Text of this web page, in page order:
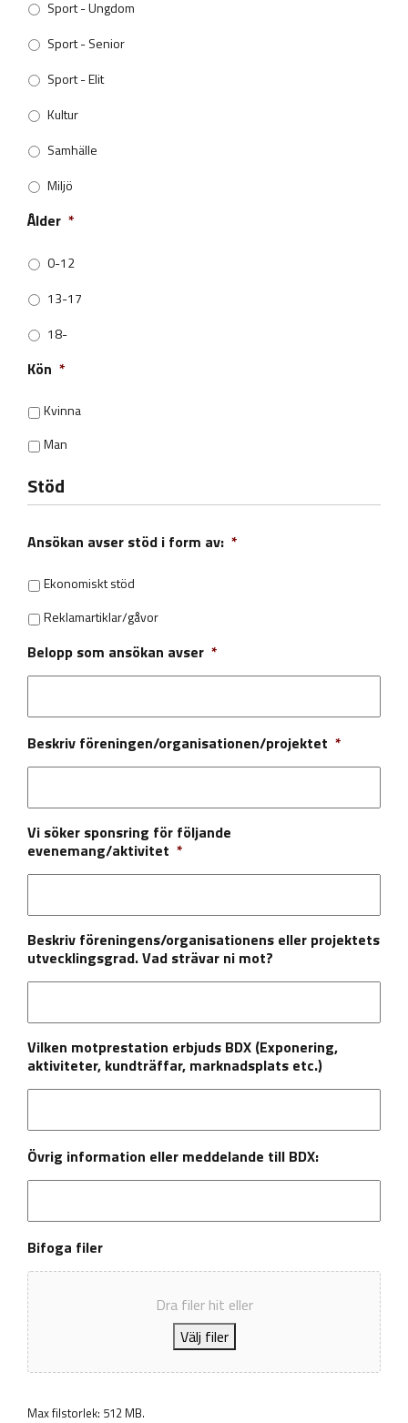
Sport - Ungdom
Sport - Senior
Sport - Elit
Kultur
Samhälle
Miljö
Ålder *
0-12
13-17
18-
Kön *
Kvinna
Man
Stöd
Ansökan avser stöd i form av: *
Ekonomiskt stöd
Reklamartiklar/gåvor
Belopp som ansökan avser *
Beskriv föreningen/organisationen/projektet *
Vi söker sponsring för följande
evenemang/aktivitet *
Beskriv föreningens/organisationens eller projektets
utvecklingsgrad. Vad strävar ni mot?
Vilken motprestation erbjuds BDX (Exponering,
aktiviteter, kundträffar, marknadsplats etc.)
Övrig information eller meddelande till BDX:
Bifoga filer
Dra filer hit eller
Välj filer
Max filstorlek: 512 MB.